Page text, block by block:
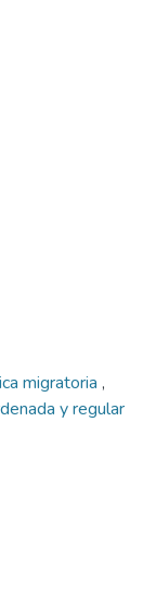
migratoria ,
y regular